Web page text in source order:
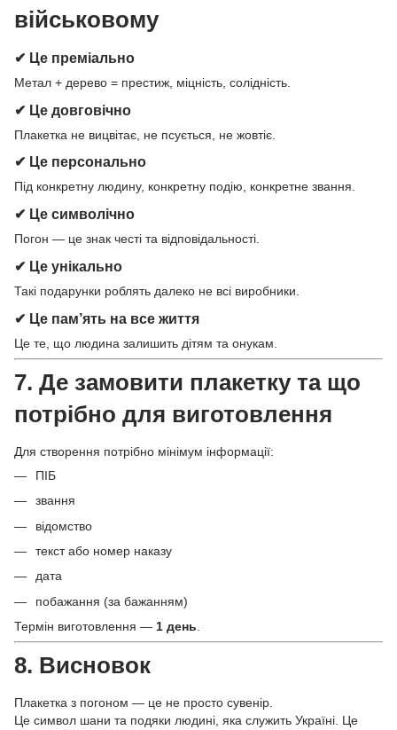
військовому
✔ Це преміально
Метал + дерево = престиж, міцність, солідність.
✔ Це довговічно
Плакетка не вицвітає, не псується, не жовтіє.
✔ Це персонально
Під конкретну людину, конкретну подію, конкретне звання.
✔ Це символічно
Погон — це знак честі та відповідальності.
✔ Це унікально
Такі подарунки роблять далеко не всі виробники.
✔ Це пам’ять на все життя
Це те, що людина залишить дітям та онукам.
7. Де замовити плакетку та що
потрібно для виготовлення
Для створення потрібно мінімум інформації:
ПІБ
звання
відомство
текст або номер наказу
дата
побажання (за бажанням)
Термін виготовлення — 1 день
8. Висновок
Плакетка з погоном — це не просто сувенір.
Це символ шани та подяки людині, яка служить Україні. Це